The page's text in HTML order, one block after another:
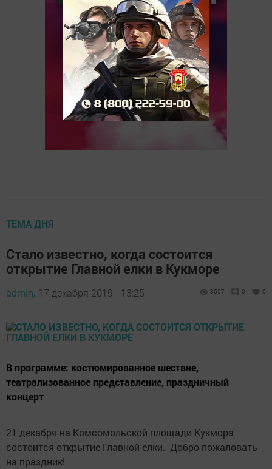
ТЕМА ДНЯ
Стало известно, когда состоится
открытие Главной елки в Кукморе
admin, 17 декабря 2019 - 13:25 3557 0 0
В программе: костюмированное шествие,
театрализованное представление, праздничный
концерт
21 декабря на Комсомольской площади Кукмора
состоится открытие Главной елки. Добро пожаловать
на праздник!